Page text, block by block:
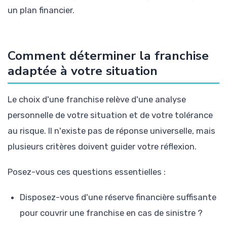
un plan financier.
Comment déterminer la franchise
adaptée à votre situation
Le choix d'une franchise relève d'une analyse
personnelle de votre situation et de votre tolérance
au risque. Il n'existe pas de réponse universelle, mais
plusieurs critères doivent guider votre réflexion.
Posez-vous ces questions essentielles :
Disposez-vous d'une réserve financière suffisante
pour couvrir une franchise en cas de sinistre ?